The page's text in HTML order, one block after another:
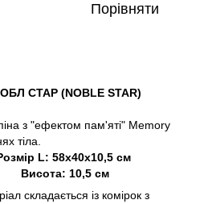
Порівняти
СТАР (NOBLE STAR)
з "ефектом пам'яті" Memory
тіла.
L: 58х40х10,5 см
Висота: 10,5 см
складається із комірок з